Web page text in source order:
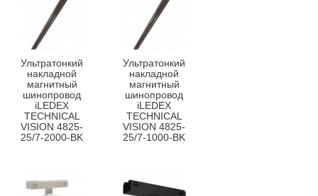
Ультратонкий
накладной
магнитный
шинопровод
iLEDEX
TECHNICAL
VISION 4825-
25/7-2000-BK
Ультратонкий
накладной
магнитный
шинопровод
iLEDEX
TECHNICAL
VISION 4825-
25/7-1000-BK